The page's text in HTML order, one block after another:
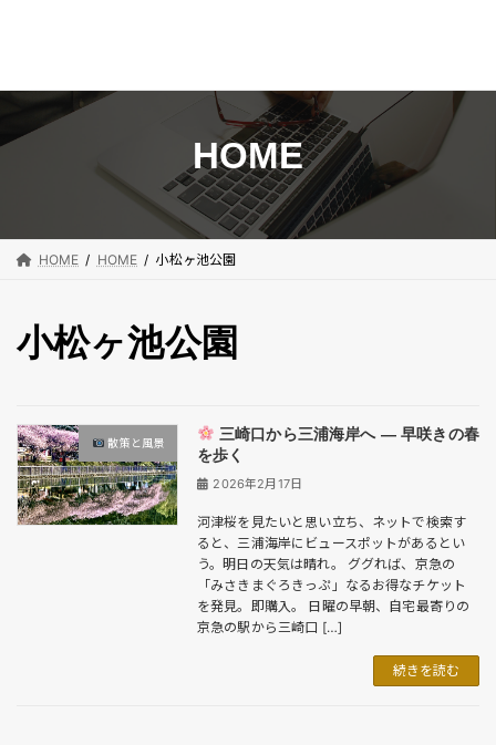
テ
ツ
キ
ゲ
シ
に
HOME
HOME HOME 小松ヶ池公園
小松ヶ池公園
散策と風景
三崎口から三浦海岸へ ― 早咲きの春
を歩く
2026年2月17日
河津桜を見たいと思い立ち、ネットで検索す
ると、三浦海岸にビュースポットがあるとい
う。明日の天気は晴れ。 ググれば、京急の
「みさきまぐろきっぷ」なるお得なチケット
を発見。即購入。 日曜の早朝、自宅最寄りの
京急の駅から三崎口 […]
続きを読む